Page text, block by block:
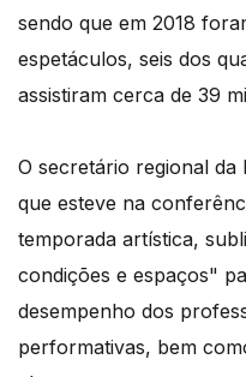
sendo que em 2018
espetáculos, seis dos
assistiram cerca de 39
O secretário regional
que esteve na
temporada artística,
condições e espaços"
desempenho dos
performativas, bem